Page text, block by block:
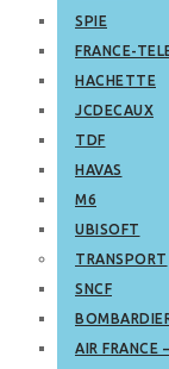
SPIE
FRANCE-
HACHETTE
JCDECAUX
TDF
HAVAS
M6
UBISOFT
TRANSPORT
SNCF
AIR FRANCE